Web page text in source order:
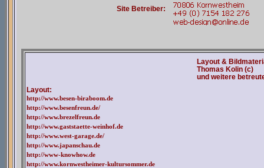
Site Betreiber:
Layout &
Thomas Kolin (c)
und weitere
Layout:
http://www.besen-biraboom.de
http://www.besenfreun.de/
http://www.brezelfreun.de
http://www.gaststaette-weinhof.de
http://www.west-garage.de/
http://www.japanschau.de
http://www-knowhow.de
http://www.kornwestheimer-kultursommer.de